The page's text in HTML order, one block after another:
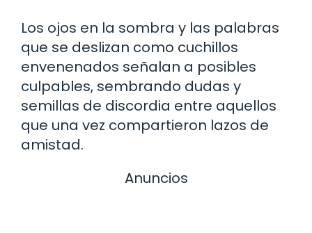
Los ojos en la sombra y las palabras
que se deslizan como cuchillos
envenenados señalan a posibles
culpables, sembrando dudas y
semillas de discordia entre aquellos
que una vez compartieron lazos de
amistad.
Anuncios